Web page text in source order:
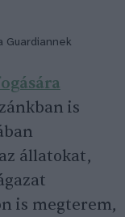
Guardiannek
is
állatokat,
is megterem,